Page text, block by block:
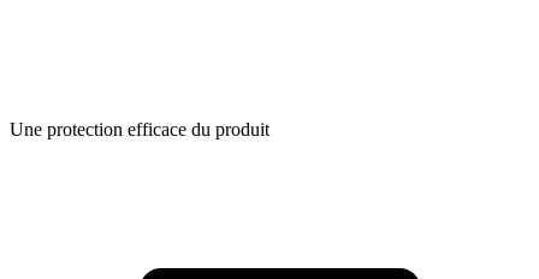
Une protection efficace du produit